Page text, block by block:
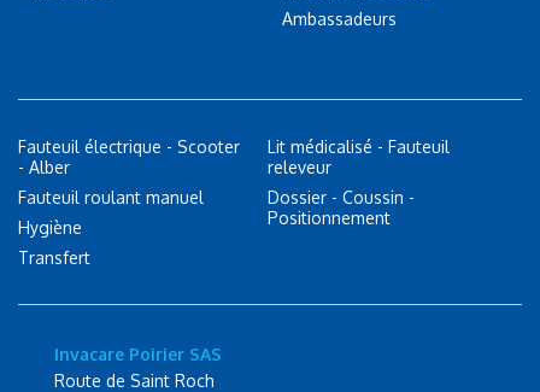
Ambassadeurs
Fauteuil électrique - Scooter
- Alber
Fauteuil roulant manuel
Hygiène
Transfert
Lit médicalisé - Fauteuil
releveur
Dossier - Coussin -
Positionnement
Invacare Poirier SAS
Route de Saint Roch